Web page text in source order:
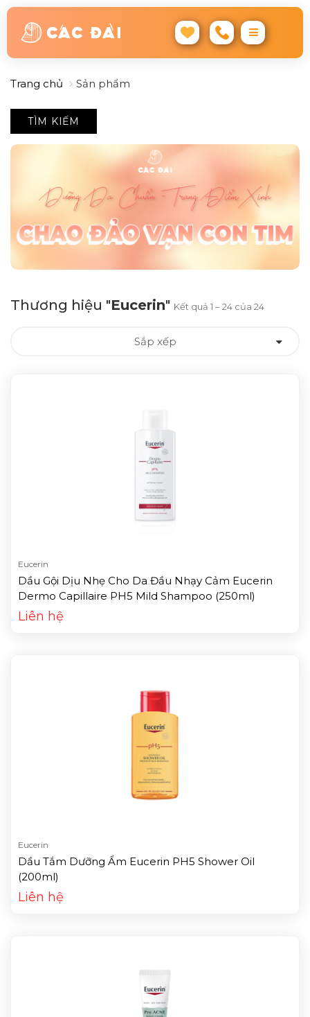
Trang chủ Sản phẩm
TÌM KIẾM
Thương hiệu "Eucerin" Kết quả 1 – 24 của 24
Sắp xếp
Eucerin
Dầu Gội Dịu Nhẹ Cho Da Đầu Nhạy Cảm Eucerin
Dermo Capillaire PH5 Mild Shampoo (250ml)
Liên hệ
Eucerin
Dầu Tắm Dưỡng Ẩm Eucerin PH5 Shower Oil
(200ml)
Liên hệ